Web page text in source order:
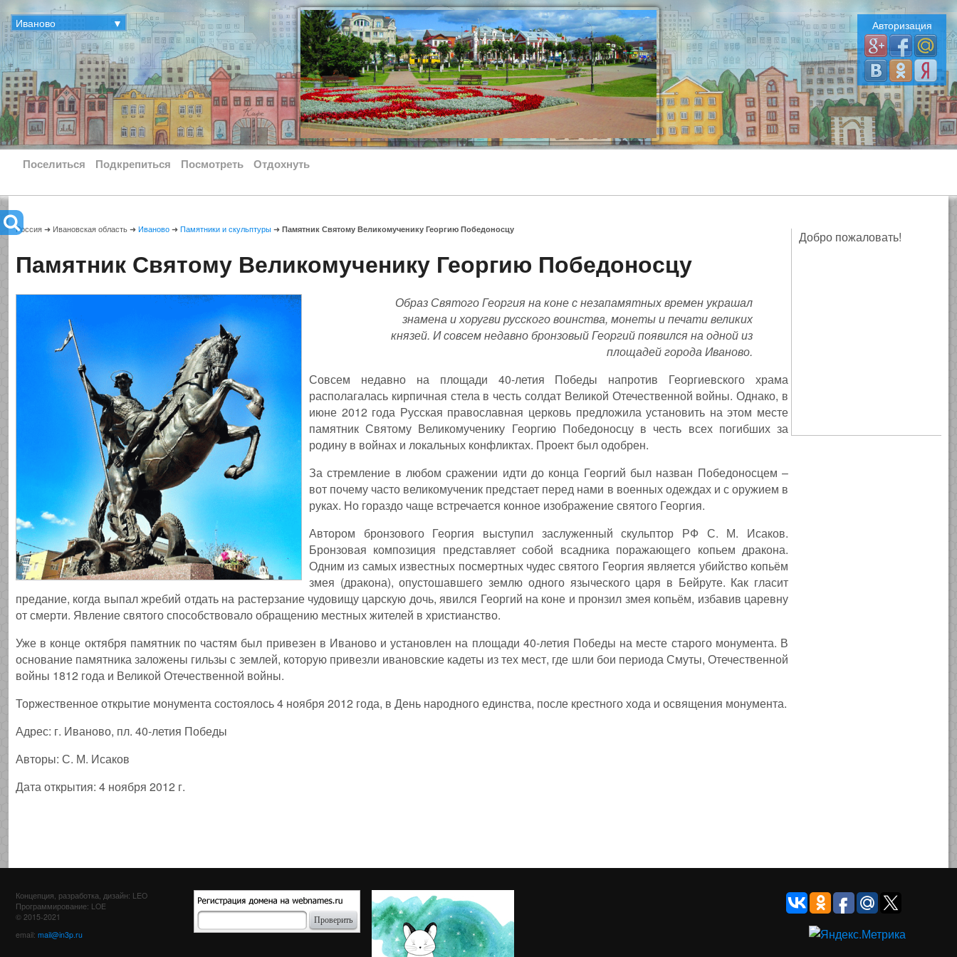
Иваново ▼ Авторизация
Поселиться Подкрепиться Посмотреть Отдохнуть
Добро пожаловать!
Россия ➜ Ивановская область ➜ Иваново ➜ Памятники и скульптуры ➜ Памятник Святому Великомученику Георгию Победоносцу
Памятник Святому Великомученику Георгию Победоносцу
Образ Святого Георгия на коне с незапамятных времен украшал
знамена и хоругви русского воинства, монеты и печати великих
князей. И совсем недавно бронзовый Георгий появился на одной из
площадей города Иваново.
Совсем недавно на площади 40-летия Победы напротив Георгиевского храма
располагалась кирпичная стела в честь солдат Великой Отечественной войны. Однако, в
июне 2012 года Русская православная церковь предложила установить на этом месте
памятник Святому Великомученику Георгию Победоносцу в честь всех погибших за
родину в войнах и локальных конфликтах. Проект был одобрен.
За стремление в любом сражении идти до конца Георгий был назван Победоносцем –
вот почему часто великомученик предстает перед нами в военных одеждах и с оружием в
руках. Но гораздо чаще встречается конное изображение святого Георгия.
Автором бронзового Георгия выступил заслуженный скульптор РФ С. М. Исаков.
Бронзовая композиция представляет собой всадника поражающего копьем дракона.
Одним из самых известных посмертных чудес святого Георгия является убийство копьём
змея (дракона), опустошавшего землю одного языческого царя в Бейруте. Как гласит
предание, когда выпал жребий отдать на растерзание чудовищу царскую дочь, явился Георгий на коне и пронзил змея копьём, избавив царевну
от смерти. Явление святого способствовало обращению местных жителей в христианство.
Уже в конце октября памятник по частям был привезен в Иваново и установлен на площади 40-летия Победы на месте старого монумента. В
основание памятника заложены гильзы с землей, которую привезли ивановские кадеты из тех мест, где шли бои периода Смуты, Отечественной
войны 1812 года и Великой Отечественной войны.
Торжественное открытие монумента состоялось 4 ноября 2012 года, в День народного единства, после крестного хода и освящения монумента.
Адрес: г. Иваново, пл. 40-летия Победы
Авторы: С. М. Исаков
Дата открытия: 4 ноября 2012 г.
Концепция, разработка, дизайн: LEO
Программирование: LOE
© 2015-2021
email: mail@in3p.ru